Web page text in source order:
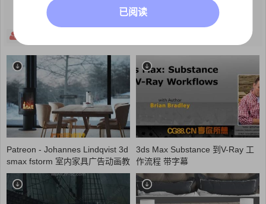
Patreon - Johannes Lindqvist 3d
smax fstorm 室内家具广告动画教
程
3ds Max Substance 到V-Ray 工
作流程 带字幕
已阅读